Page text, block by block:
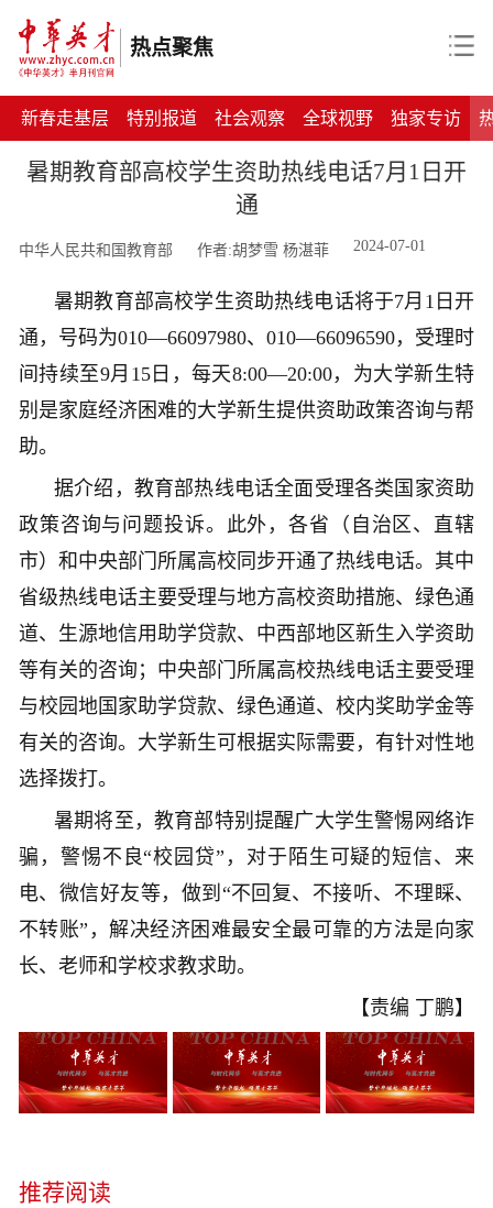
热点聚焦
新春走基层 特别报道 社会观察 全球视野 独家专访
暑期教育部高校学生资助热线电话7月1日开
通
中华人民共和国教育部 作者:胡梦雪 杨湛菲 2024-07-01
暑期教育部高校学生资助热线电话将于7月1日开
通，号码为010—66097980、010—66096590，受理时
间持续至9月15日，每天8:00—20:00，为大学新生特
别是家庭经济困难的大学新生提供资助政策咨询与帮
助。
据介绍，教育部热线电话全面受理各类国家资助
政策咨询与问题投诉。此外，各省（自治区、直辖
市）和中央部门所属高校同步开通了热线电话。其中
省级热线电话主要受理与地方高校资助措施、绿色通
道、生源地信用助学贷款、中西部地区新生入学资助
等有关的咨询；中央部门所属高校热线电话主要受理
与校园地国家助学贷款、绿色通道、校内奖助学金等
有关的咨询。大学新生可根据实际需要，有针对性地
选择拨打。
暑期将至，教育部特别提醒广大学生警惕网络诈
骗，警惕不良“校园贷”，对于陌生可疑的短信、来
电、微信好友等，做到“不回复、不接听、不理睬、
不转账”，解决经济困难最安全最可靠的方法是向家
长、老师和学校求教求助。
【责编 丁鹏】
推荐阅读